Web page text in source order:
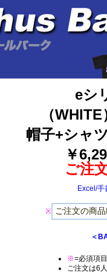
eシ
（
帽子+シャ
￥
ご注
Excel/手
※
＜
※=必須項目
ご注文は6